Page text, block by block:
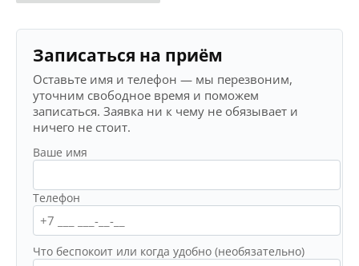
Записаться на приём
Оставьте имя и телефон — мы перезвоним,
уточним свободное время и поможем
записаться. Заявка ни к чему не обязывает и
ничего не стоит.
Ваше имя
Телефон
Что беспокоит или когда удобно (необязательно)